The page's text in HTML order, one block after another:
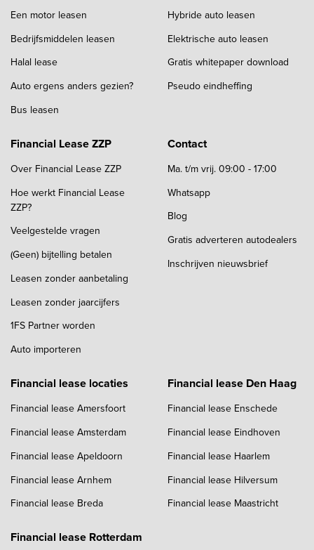
Een motor leasen
Bedrijfsmiddelen leasen
Halal lease
Auto ergens anders gezien?
Bus leasen
Hybride auto leasen
Elektrische auto leasen
Gratis whitepaper download
Pseudo eindheffing
Financial Lease ZZP
Over Financial Lease ZZP
Hoe werkt Financial Lease
ZZP?
Veelgestelde vragen
(Geen) bijtelling betalen
Leasen zonder aanbetaling
Leasen zonder jaarcijfers
1FS Partner worden
Auto importeren
Contact
Ma. t/m vrij. 09:00 - 17:00
Whatsapp
Blog
Gratis adverteren autodealers
Inschrijven nieuwsbrief
Financial lease locaties
Financial lease Amersfoort
Financial lease Amsterdam
Financial lease Apeldoorn
Financial lease Arnhem
Financial lease Breda
Financial lease Den Haag
Financial lease Enschede
Financial lease Eindhoven
Financial lease Haarlem
Financial lease Hilversum
Financial lease Maastricht
Financial lease Rotterdam